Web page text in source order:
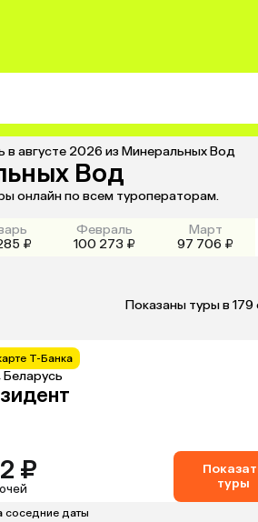
в августе 2026 из Минеральных Вод
Вод
онлайн по всем туроператорам.
₽
Февраль
100 273 ₽
Март
97 706 ₽
Показаны туры в 179
Т-Банка
₽
туры
соседние даты